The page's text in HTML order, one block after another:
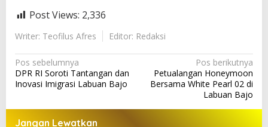
Post Views: 2,336
Writer: Teofilus Afres Editor: Redaksi
N
a
i
Pos sebelumnya
DPR RI Soroti Tantangan dan
Inovasi Imigrasi Labuan Bajo
Pos berikutnya
Petualangan Honeymoon
Bersama White Pearl 02 di
Labuan Bajo
Jangan Lewatkan